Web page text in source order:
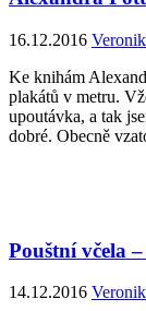
16.12.2016
Ke knihám
plakátů v metru.
upoutávka, a tak
dobré. Obecně
Pouštní včela
14.12.2016